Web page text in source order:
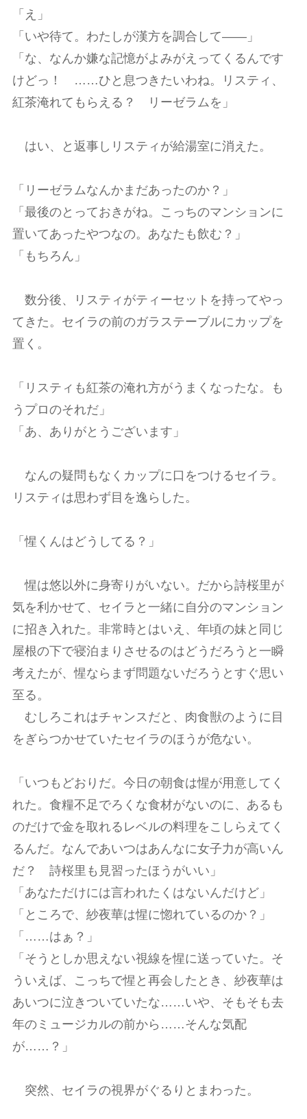
「え」
「いや待て。わたしが漢方を調合して――」
「な、なんか嫌な記憶がよみがえってくるんです
けどっ！ ……ひと息つきたいわね。リスティ、
紅茶淹れてもらえる？ リーゼラムを」
はい、と返事しリスティが給湯室に消えた。
「リーゼラムなんかまだあったのか？」
「最後のとっておきがね。こっちのマンションに
置いてあったやつなの。あなたも飲む？」
「もちろん」
数分後、リスティがティーセットを持ってやっ
てきた。セイラの前のガラステーブルにカップを
置く。
「リスティも紅茶の淹れ方がうまくなったな。も
うプロのそれだ」
「あ、ありがとうございます」
なんの疑問もなくカップに口をつけるセイラ。
リスティは思わず目を逸らした。
「惺くんはどうしてる？」
惺は悠以外に身寄りがいない。だから詩桜里が
気を利かせて、セイラと一緒に自分のマンション
に招き入れた。非常時とはいえ、年頃の妹と同じ
屋根の下で寝泊まりさせるのはどうだろうと一瞬
考えたが、惺ならまず問題ないだろうとすぐ思い
至る。
むしろこれはチャンスだと、肉食獣のように目
をぎらつかせていたセイラのほうが危ない。
「いつもどおりだ。今日の朝食は惺が用意してく
れた。食糧不足でろくな食材がないのに、あるも
のだけで金を取れるレベルの料理をこしらえてく
るんだ。なんであいつはあんなに女子力が高いん
だ？ 詩桜里も見習ったほうがいい」
「あなただけには言われたくはないんだけど」
「ところで、紗夜華は惺に惚れているのか？」
「……はぁ？」
「そうとしか思えない視線を惺に送っていた。そ
ういえば、こっちで惺と再会したとき、紗夜華は
あいつに泣きついていたな……いや、そもそも去
年のミュージカルの前から……そんな気配
が……？」
突然、セイラの視界がぐるりとまわった。